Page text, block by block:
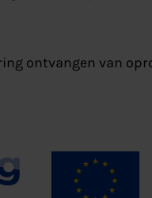
ontvangen van